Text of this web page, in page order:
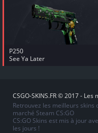
P250
See Ya Later
CSGO-SKINS.FR © 2017 -
Retrouvez les meilleurs skins
marché Steam CS:GO
CS:GO Skins est mis à jour
les jours !